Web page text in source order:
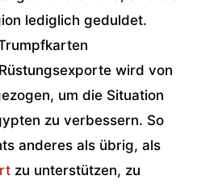
lediglich geduldet.
wird von
um die Situation
zu verbessern. So
anderes als übrig, als
zu unterstützen, zu